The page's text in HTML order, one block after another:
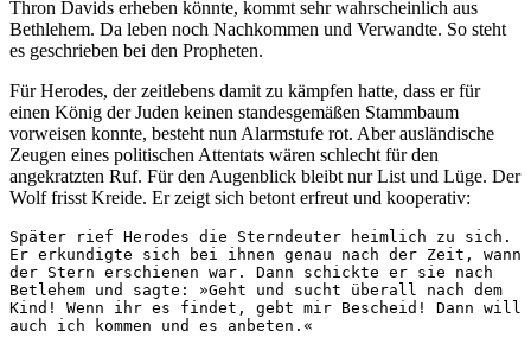
Thron Davids erheben könnte, kommt sehr wahrscheinlich aus
Bethlehem. Da leben noch Nachkommen und Verwandte. So steht
es geschrieben bei den Propheten.
Für Herodes, der zeitlebens damit zu kämpfen hatte, dass er für
einen König der Juden keinen standesgemäßen Stammbaum
vorweisen konnte, besteht nun Alarmstufe rot. Aber ausländische
Zeugen eines politischen Attentats wären schlecht für den
angekratzten Ruf. Für den Augenblick bleibt nur List und Lüge. Der
Wolf frisst Kreide. Er zeigt sich betont erfreut und kooperativ:
Später rief Herodes die Sterndeuter heimlich zu sich.
Er erkundigte sich bei ihnen genau nach der Zeit, wann
der Stern erschienen war. Dann schickte er sie nach
Betlehem und sagte: »Geht und sucht überall nach dem
Kind! Wenn ihr es findet, gebt mir Bescheid! Dann will
auch ich kommen und es anbeten.«